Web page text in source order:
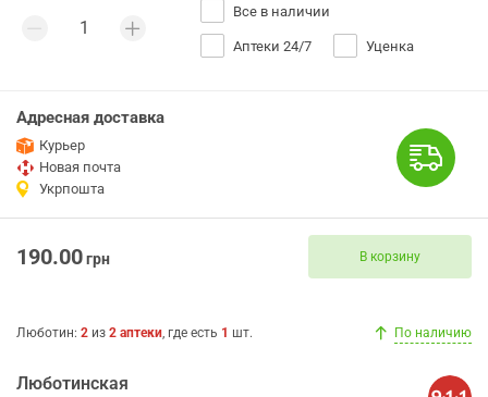
Все в наличии
Аптеки 24/7 Уценка
Адресная доставка
Курьер
Новая почта
Укрпошта
190.00грн В корзину
Люботин: 2 из 2 аптеки, где есть 1 шт. По наличию
Люботинская